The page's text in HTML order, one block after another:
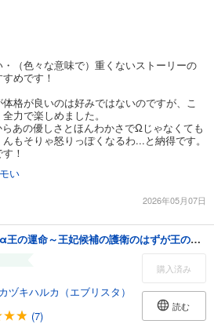
（色々な意味で）重くないストーリーの
めです！
格が良いのは好みではないのですが、こ
力で楽しめました。
あの優しさとほんわかさでΩじゃなくても
もそりゃ怒りっぽくなるわ...と納得です。
！
い
2026年05月07日
【合本版】α王の運命～王妃候補の護衛のはずが王の番になりました～ 3
カヅキハルカ（エブリスタ）
(7)
購入済み
読む